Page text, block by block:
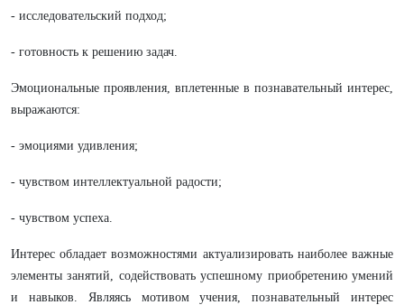
- исследовательский подход;
- готовность к решению задач.
Эмоциональные проявления, вплетенные в познавательный интерес,
выражаются:
- эмоциями удивления;
- чувством интеллектуальной радости;
- чувством успеха.
Интерес обладает возможностями актуализировать наиболее важные
элементы занятий, содействовать успешному приобретению умений
и навыков. Являясь мотивом учения, познавательный интерес